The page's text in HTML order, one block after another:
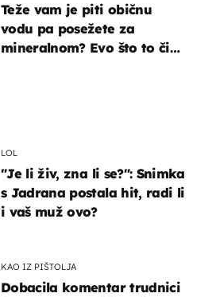
LOL
"Je li živ, zna li se?": Snimka
s Jadrana postala hit, radi li
i vaš muž ovo?
KAO IZ PIŠTOLJA
Dobacila komentar trudnici
Teže vam je piti običnu
vodu pa posežete za
mineralnom? Evo što to čini